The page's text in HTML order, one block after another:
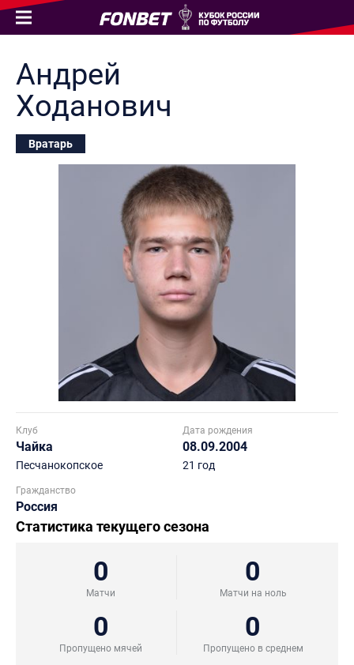
Андрей
Ходанович
Вратарь
Клуб
Чайка
Песчанокопское
Дата рождения
08.09.2004
21 год
Гражданство
Россия
Статистика текущего сезона
0
Матчи
0
Матчи на ноль
0
Пропущено мячей
0
Пропущено в среднем